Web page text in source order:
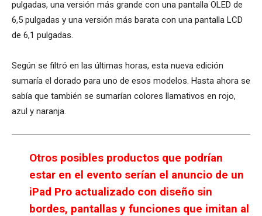
pulgadas, una versión más grande con una pantalla OLED de
6,5 pulgadas y una versión más barata con una pantalla LCD
de 6,1 pulgadas.
Según se filtró en las últimas horas, esta nueva edición
sumaría el dorado para uno de esos modelos. Hasta ahora se
sabía que también se sumarían colores llamativos en rojo,
azul y naranja.
Otros posibles productos que podrían
estar en el evento serían el anuncio de un
iPad Pro actualizado con diseño sin
bordes, pantallas y funciones que imitan al